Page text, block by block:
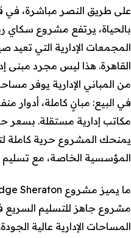
على طريق النصر مباشرة، في
المجمعات الإدارية التي
القاهرة. هذا ليس مجرد مبنى
من المباني الإدارية يوفر
يمنحك المشروع حرية
المؤسسية الخاصة، مع تسليم في
مشروع جاهز للتسليم السريع
المساحات الإدارية عالية